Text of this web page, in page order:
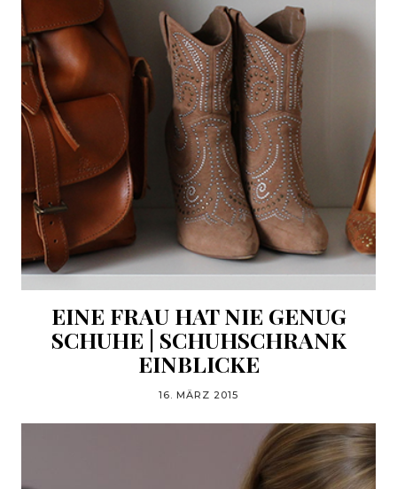
EINE FRAU HAT NIE GENUG
SCHUHE | SCHUHSCHRANK
EINBLICKE
16. MÄRZ 2015